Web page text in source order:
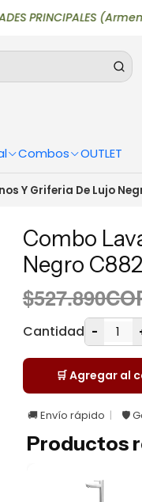
Combos OUTLET
PRINCIPALES
Y Griferia De Lujo
Combo
Negro C882
Cantidad -
🛒 Agregar al
🚚 Envío rápido 🛡️
Productos